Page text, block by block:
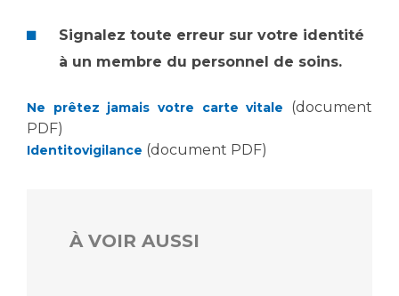
Signalez toute erreur sur votre identité
à un membre du personnel de soins.
Ne prêtez jamais votre carte vitale
(document
PDF)
Identitovigilance (document PDF)
À VOIR AUSSI